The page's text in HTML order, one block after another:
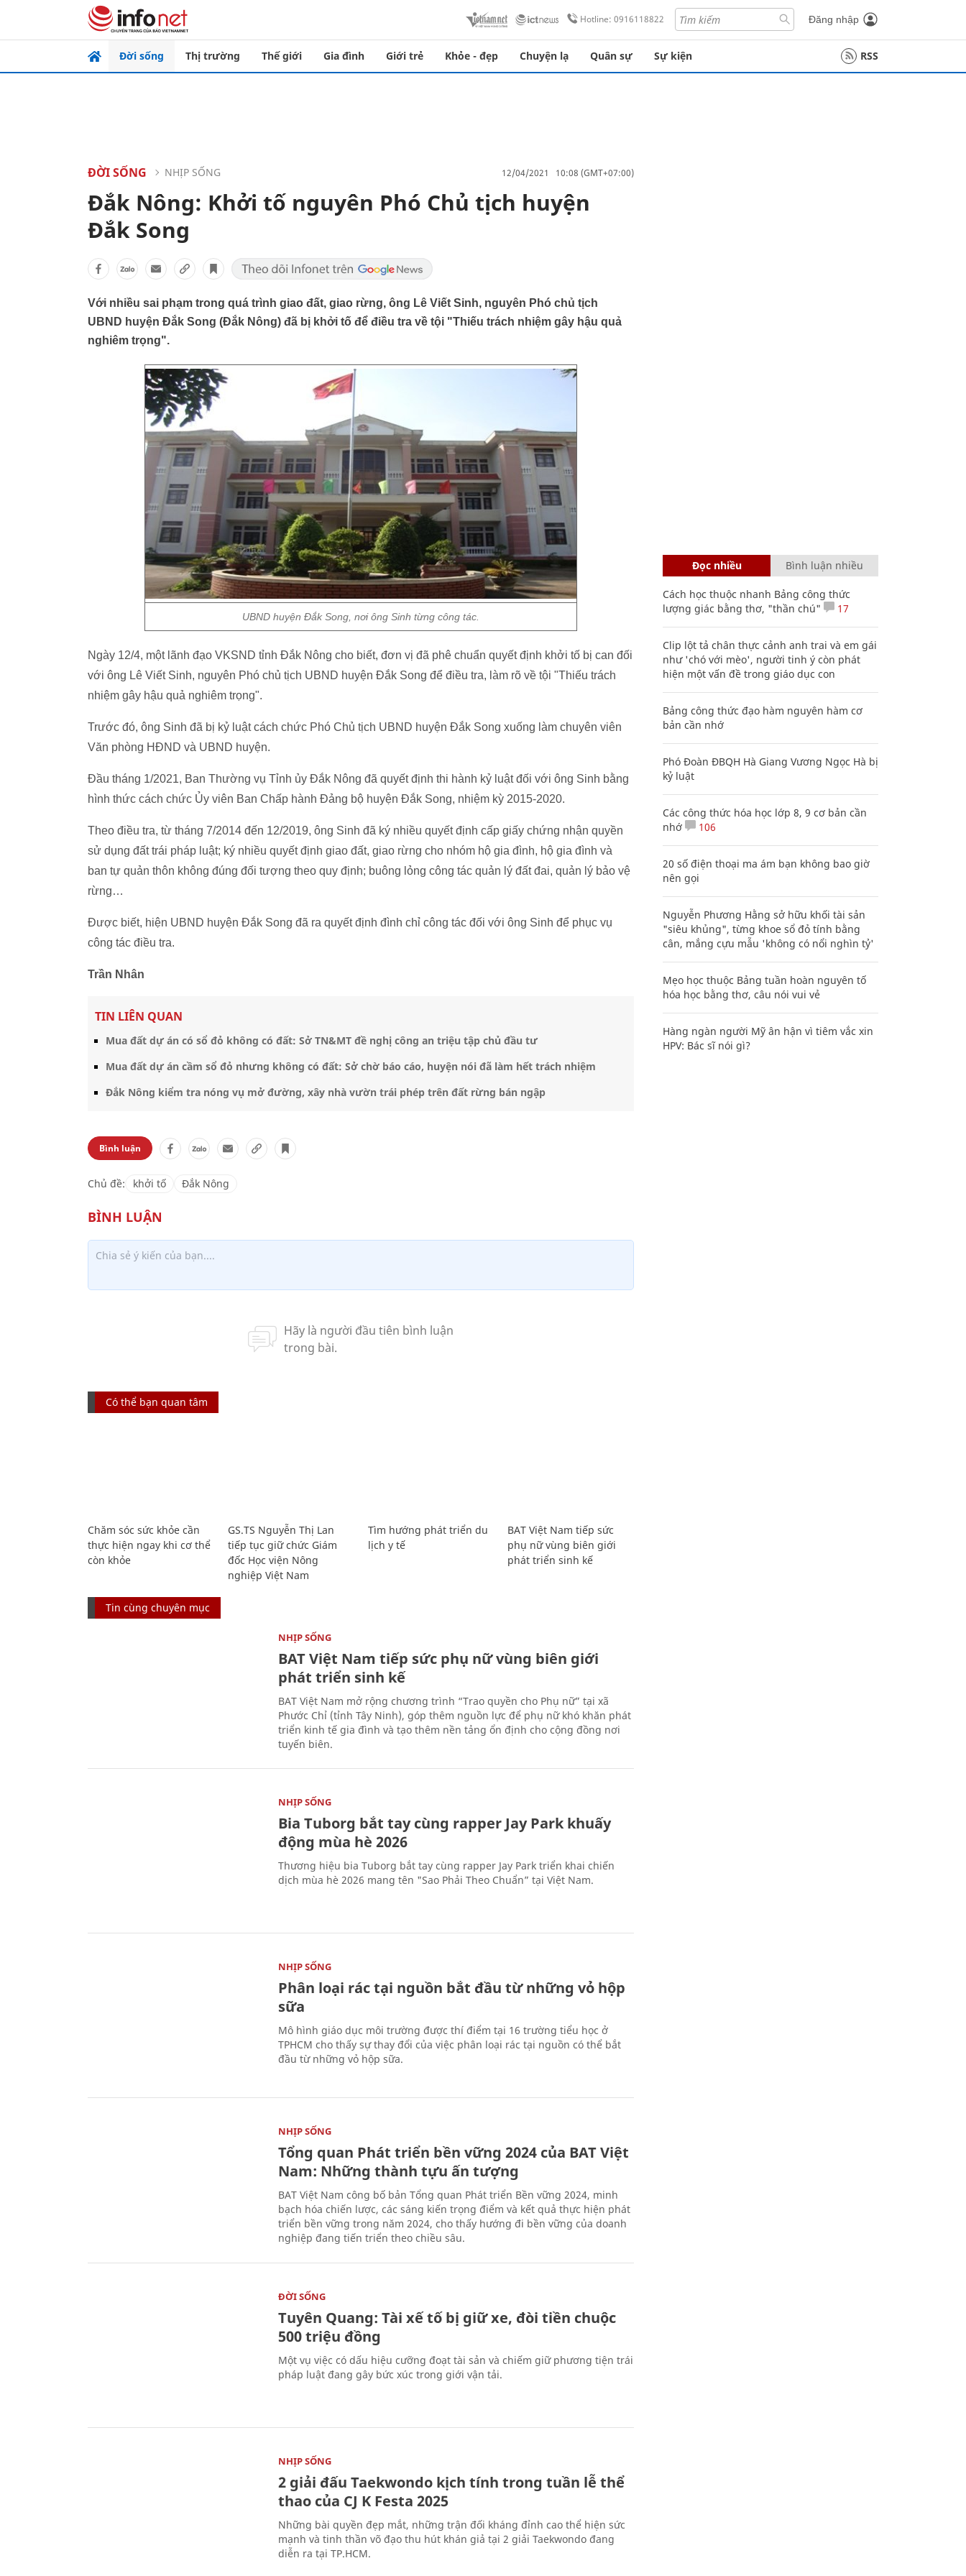
Hotline: 0916118822 Đăng nhập
Đời sống Thị trường Thế giới Gia đình Giới trẻ Khỏe - đẹp Chuyện lạ Quân sự Sự kiện RSS
ĐỜI SỐNG NHỊP SỐNG 12/04/2021 10:08 (GMT+07:00)
Đắk Nông: Khởi tố nguyên Phó Chủ tịch huyện
Đắk Song
Với nhiều sai phạm trong quá trình giao đất, giao rừng, ông Lê Viết Sinh, nguyên Phó chủ tịch
UBND huyện Đắk Song (Đắk Nông) đã bị khởi tố để điều tra về tội "Thiếu trách nhiệm gây hậu quả
nghiêm trọng".
UBND huyện Đắk Song, nơi ông Sinh từng công tác.
Ngày 12/4, một lãnh đạo VKSND tỉnh Đắk Nông cho biết, đơn vị đã phê chuẩn quyết định khởi tố bị can đối
với ông Lê Viết Sinh, nguyên Phó chủ tịch UBND huyện Đắk Song để điều tra, làm rõ về tội "Thiếu trách
nhiệm gây hậu quả nghiêm trọng".
Trước đó, ông Sinh đã bị kỷ luật cách chức Phó Chủ tịch UBND huyện Đắk Song xuống làm chuyên viên
Văn phòng HĐND và UBND huyện.
Đầu tháng 1/2021, Ban Thường vụ Tỉnh ủy Đắk Nông đã quyết định thi hành kỷ luật đối với ông Sinh bằng
hình thức cách chức Ủy viên Ban Chấp hành Đảng bộ huyện Đắk Song, nhiệm kỳ 2015-2020.
Theo điều tra, từ tháng 7/2014 đến 12/2019, ông Sinh đã ký nhiều quyết định cấp giấy chứng nhận quyền
sử dụng đất trái pháp luật; ký nhiều quyết định giao đất, giao rừng cho nhóm hộ gia đình, hộ gia đình và
ban tự quản thôn không đúng đối tượng theo quy định; buông lỏng công tác quản lý đất đai, quản lý bảo vệ
rừng…
Được biết, hiện UBND huyện Đắk Song đã ra quyết định đình chỉ công tác đối với ông Sinh để phục vụ
công tác điều tra.
Trần Nhân
TIN LIÊN QUAN
Mua đất dự án có sổ đỏ không có đất: Sở TN&MT đề nghị công an triệu tập chủ đầu tư
Mua đất dự án cầm sổ đỏ nhưng không có đất: Sở chờ báo cáo, huyện nói đã làm hết trách nhiệm
Đắk Nông kiểm tra nóng vụ mở đường, xây nhà vườn trái phép trên đất rừng bán ngập
Bình luận
Chủ đề: khởi tố Đắk Nông
Có thể bạn quan tâm
Chăm sóc sức khỏe cần
thực hiện ngay khi cơ thể
còn khỏe
GS.TS Nguyễn Thị Lan
tiếp tục giữ chức Giám
đốc Học viện Nông
nghiệp Việt Nam
Tìm hướng phát triển du
lịch y tế
BAT Việt Nam tiếp sức
phụ nữ vùng biên giới
phát triển sinh kế
Tin cùng chuyên mục
NHỊP SỐNG
BAT Việt Nam tiếp sức phụ nữ vùng biên giới
phát triển sinh kế
BAT Việt Nam mở rộng chương trình “Trao quyền cho Phụ nữ” tại xã
Phước Chỉ (tỉnh Tây Ninh), góp thêm nguồn lực để phụ nữ khó khăn phát
triển kinh tế gia đình và tạo thêm nền tảng ổn định cho cộng đồng nơi
tuyến biên.
NHỊP SỐNG
Bia Tuborg bắt tay cùng rapper Jay Park khuấy
động mùa hè 2026
Thương hiệu bia Tuborg bắt tay cùng rapper Jay Park triển khai chiến
dịch mùa hè 2026 mang tên "Sao Phải Theo Chuẩn” tại Việt Nam.
NHỊP SỐNG
Phân loại rác tại nguồn bắt đầu từ những vỏ hộp
sữa
Mô hình giáo dục môi trường được thí điểm tại 16 trường tiểu học ở
TPHCM cho thấy sự thay đổi của việc phân loại rác tại nguồn có thể bắt
đầu từ những vỏ hộp sữa.
NHỊP SỐNG
Tổng quan Phát triển bền vững 2024 của BAT Việt
Nam: Những thành tựu ấn tượng
BAT Việt Nam công bố bản Tổng quan Phát triển Bền vững 2024, minh
bạch hóa chiến lược, các sáng kiến trọng điểm và kết quả thực hiện phát
triển bền vững trong năm 2024, cho thấy hướng đi bền vững của doanh
nghiệp đang tiến triển theo chiều sâu.
ĐỜI SỐNG
Tuyên Quang: Tài xế tố bị giữ xe, đòi tiền chuộc
500 triệu đồng
Một vụ việc có dấu hiệu cưỡng đoạt tài sản và chiếm giữ phương tiện trái
pháp luật đang gây bức xúc trong giới vận tải.
NHỊP SỐNG
2 giải đấu Taekwondo kịch tính trong tuần lễ thể
thao của CJ K Festa 2025
Những bài quyền đẹp mắt, những trận đối kháng đỉnh cao thể hiện sức
mạnh và tinh thần võ đạo thu hút khán giả tại 2 giải Taekwondo đang
diễn ra tại TP.HCM.
Đọc nhiều Bình luận nhiều
Cách học thuộc nhanh Bảng công thức
lượng giác bằng thơ, "thần chú"
17
Clip lột tả chân thực cảnh anh trai và em gái
như 'chó với mèo', người tinh ý còn phát
hiện một vấn đề trong giáo dục con
Bảng công thức đạo hàm nguyên hàm cơ
bản cần nhớ
Phó Đoàn ĐBQH Hà Giang Vương Ngọc Hà bị
kỷ luật
Các công thức hóa học lớp 8, 9 cơ bản cần
nhớ
106
20 số điện thoại ma ám bạn không bao giờ
nên gọi
Nguyễn Phương Hằng sở hữu khối tài sản
"siêu khủng", từng khoe sổ đỏ tính bằng
cân, mắng cựu mẫu 'không có nổi nghìn tỷ'
Mẹo học thuộc Bảng tuần hoàn nguyên tố
hóa học bằng thơ, câu nói vui vẻ
Hàng ngàn người Mỹ ân hận vì tiêm vắc xin
HPV: Bác sĩ nói gì?